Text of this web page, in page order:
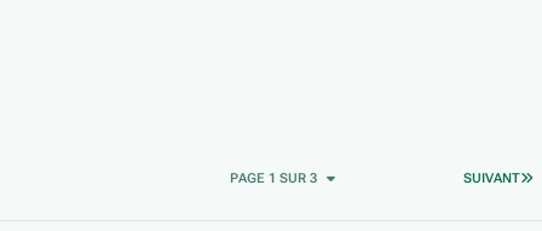
SUIVANT
PAGE 1 SUR 3